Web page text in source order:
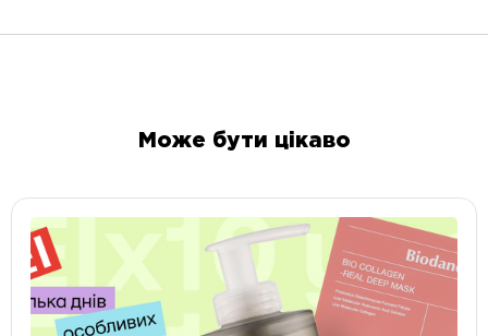
Може бути цікаво